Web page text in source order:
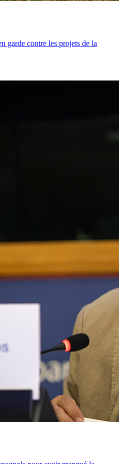
garde contre les projets de la